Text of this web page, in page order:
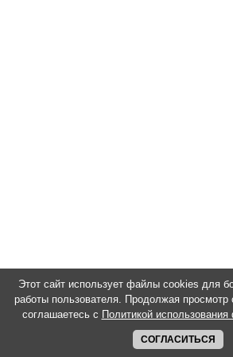
Этот сайт использует файлы cookies для
работы пользователя. Продолжая просмотр
соглашаетесь с Политикой
СОГЛАСИТЬСЯ